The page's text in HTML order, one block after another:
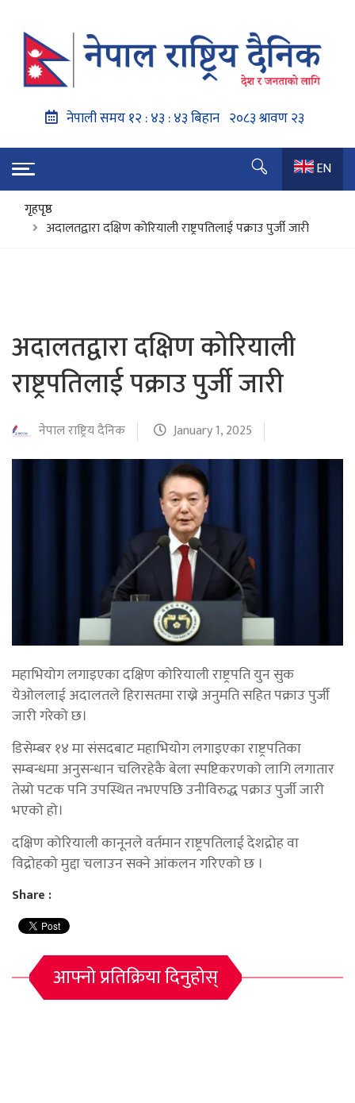
EN
गृहपृष्ठ
अदालतद्वारा दक्षिण कोरियाली राष्ट्रपतिलाई पक्राउ पुर्जी जारी
अदालतद्वारा दक्षिण कोरियाली
राष्ट्रपतिलाई पक्राउ पुर्जी जारी
नेपाल राष्ट्रिय दैनिक January 1, 2025
महाभियोग लगाइएका दक्षिण कोरियाली राष्ट्रपति युन सुक
येओललाई अदालतले हिरासतमा राख्ने अनुमति सहित पक्राउ पुर्जी
जारी गरेको छ।
डिसेम्बर १४ मा संसदबाट महाभियोग लगाइएका राष्ट्रपतिका
सम्बन्धमा अनुसन्धान चलिरहेकै बेला स्पष्टिकरणको लागि लगातार
तेस्रो पटक पनि उपस्थित नभएपछि उनीविरुद्ध पक्राउ पुर्जी जारी
भएको हो।
दक्षिण कोरियाली कानूनले वर्तमान राष्ट्रपतिलाई देशद्रोह वा
विद्रोहको मुद्दा चलाउन सक्ने आंकलन गरिएको छ ।
Share :
आफ्नो प्रतिक्रिया दिनुहोस्